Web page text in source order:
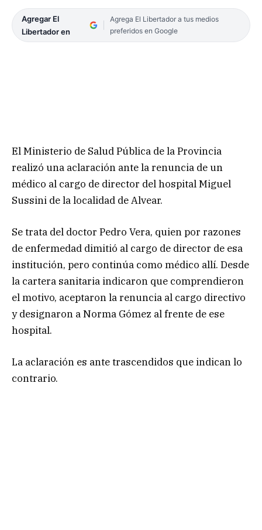
Agregar El
Libertador en
Agrega El Libertador a tus medios
preferidos en Google
El Ministerio de Salud Pública de la Provincia
realizó una aclaración ante la renuncia de un
médico al cargo de director del hospital Miguel
Sussini de la localidad de Alvear.
Se trata del doctor Pedro Vera, quien por razones
de enfermedad dimitió al cargo de director de esa
institución, pero continúa como médico allí. Desde
la cartera sanitaria indicaron que comprendieron
el motivo, aceptaron la renuncia al cargo directivo
y designaron a Norma Gómez al frente de ese
hospital.
La aclaración es ante trascendidos que indican lo
contrario.